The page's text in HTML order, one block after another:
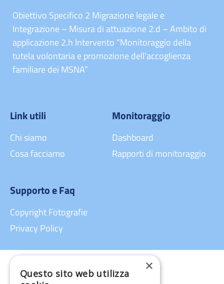
Obiettivo Specifico 2 Migrazione legale e
Integrazione – Misura di attuazione 2.d – Ambito di
applicazione 2.h Intervento “Monitoraggio della
tutela volontaria e promozione dell’accoglienza
familiare dei MSNA”
Link utili
Chi siamo
Cosa facciamo
Monitoraggio
Dashboard
Rapporti di monitoraggio
Supporto e Faq
Copyright Fotografie
Privacy Policy
×
Questo sito web utilizza